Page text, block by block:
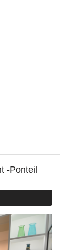
-Ponteil